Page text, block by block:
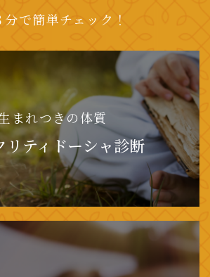
分で簡単チェック！
まれつきの体質
リティドーシャ診断